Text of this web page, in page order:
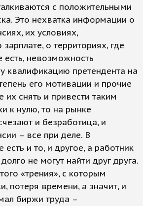
с положительными
Это нехватка информации о
их условиях,
о территориях, где
невозможность
квалификацию претендента на
его мотивации и прочие
их снять и привести таким
к нулю, то на рынке
и безработица, и
– все при деле. В
есть и то, и другое, а работник
не могут найти друг друга.
«трения», с которым
потеря времени, а значит, и
биржи труда –